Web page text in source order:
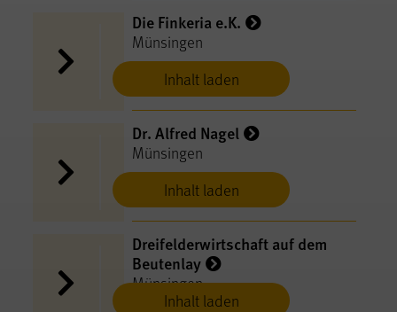
Inhalt laden
Die Finkeria e.K.
Münsingen
Inhalt laden
Dr. Alfred Nagel
Münsingen
Inhalt laden
Dreifelderwirtschaft auf dem
Beutenlay
Münsingen